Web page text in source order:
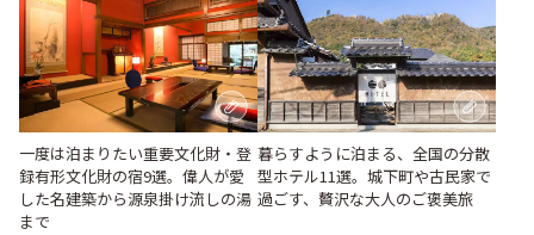
一度は泊まりたい重要文化財・登
録有形文化財の宿9選。偉人が愛
した名建築から源泉掛け流しの湯
まで
暮らすように泊まる、全国の分散
型ホテル11選。城下町や古民家で
過ごす、贅沢な大人のご褒美旅